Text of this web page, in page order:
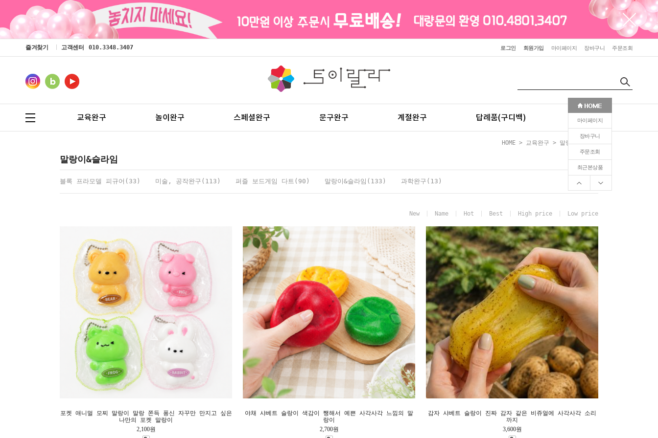
마이페이지
장바구니
주문조회
최근본상품
즐겨찾기 고객센터 010.3348.3407 로그인 회원가입 마이페이지 장바구니 주문조회
교육완구 놀이완구 스페셜완구 문구완구 계절완구 답례품(구디백) 판촉(인쇄)
HOME > 교육완구 > 말랑이&슬라임
말랑이&슬라임
블록 프라모델 피규어(33) 미술, 공작완구(113) 퍼즐 보드게임 다트(90) 말랑이&슬라임(133) 과학완구(13)
New Name Hot Best High price Low price
포켓 애니멀 모찌 말랑이 말랑 쫀득 퐁신 자꾸만 만지고 싶은
나만의 포켓 말랑이
2,100원
야채 샤베트 슬랑이 색감이 쨍해서 예쁜 사각사각 느낌의 말
랑이
2,700원
감자 샤베트 슬랑이 진짜 감자 같은 비쥬얼에 사각사각 소리
까지
3,600원